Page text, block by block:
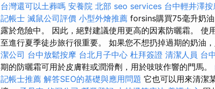
台灣還可以土葬嗎 安養院 北部 seo services 台中輕井澤按
記帳士 滅鼠公司評價 小型外燴推薦 forsins購買75毫升奶
露於危險中。 因此，絕對建議使用更高的因素防曬霜。 使
至進行夏季徒步旅行很重要。 如果您不想扔掉過期的奶油
潔公司 台中放鬆按摩 台北月子中心 杜拜簽證 清潔人員 台
期的防曬霜可用於皮膚鞋或潤滑劑，用於吱吱作響的門馬。
記帳士推薦 解答SEO的基礎與應用問題 它也可以用來清潔